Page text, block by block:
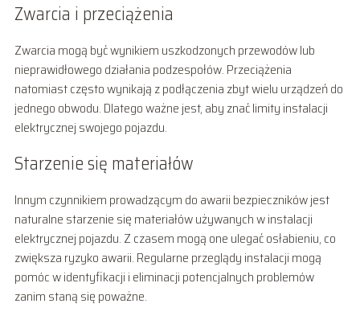
Zwarcia i przeciążenia
Zwarcia mogą być wynikiem uszkodzonych przewodów lub
nieprawidłowego działania podzespołów. Przeciążenia
natomiast często wynikają z podłączenia zbyt wielu urządzeń do
jednego obwodu. Dlatego ważne jest, aby znać limity instalacji
elektrycznej swojego pojazdu.
Starzenie się materiałów
Innym czynnikiem prowadzącym do awarii bezpieczników jest
naturalne starzenie się materiałów używanych w instalacji
elektrycznej pojazdu. Z czasem mogą one ulegać osłabieniu, co
zwiększa ryzyko awarii. Regularne przeglądy instalacji mogą
pomóc w identyfikacji i eliminacji potencjalnych problemów
zanim staną się poważne.